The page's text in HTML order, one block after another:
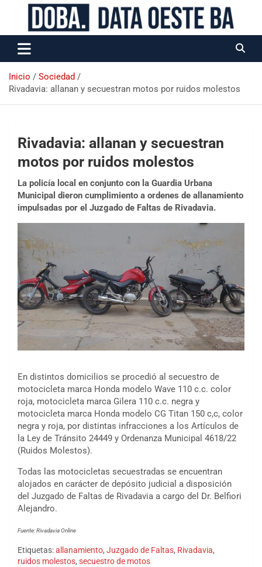
Data Oeste BA
Inicio
Sociedad
Rivadavia: allanan y secuestran motos por ruidos molestos
Rivadavia: allanan y secuestran
motos por ruidos molestos
La policía local en conjunto con la Guardia Urbana
Municipal dieron cumplimiento a ordenes de allanamiento
impulsadas por el Juzgado de Faltas de Rivadavia.
En distintos domicilios se procedió al secuestro de
motocicleta marca Honda modelo Wave 110 c.c. color
roja, motocicleta marca Gilera 110 c.c. negra y
motocicleta marca Honda modelo CG Titan 150 c,c, color
negra y roja, por distintas infracciones a los Artículos de
la Ley de Tránsito 24449 y Ordenanza Municipal 4618/22
(Ruidos Molestos).
Todas las motocicletas secuestradas se encuentran
alojados en carácter de depósito judicial a disposición
del Juzgado de Faltas de Rivadavia a cargo del Dr. Belfiori
Alejandro.
Fuente: Rivadavia Online
Etiquetas:allanamiento, Juzgado de Faltas, Rivadavia,
ruidos molestos, secuestro de motos